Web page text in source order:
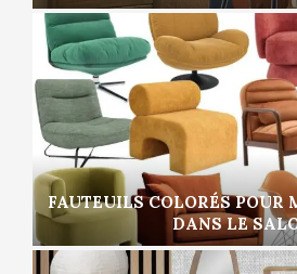
FAUTEUILS COLORÉS POUR
DANS LE